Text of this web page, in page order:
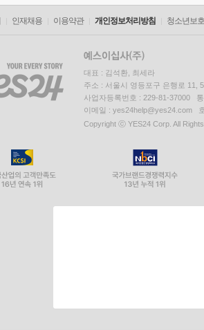
인재채용 이용약관 개인정보처리방침 청소년보
대표 : 김석환, 최세라
주소 : 서울시 영등포구 은행로 11,
사업자등록번호 : 229-81-37000
이메일 : yes24help@yes24.com
Copyright ⓒ YES24 Corp. All